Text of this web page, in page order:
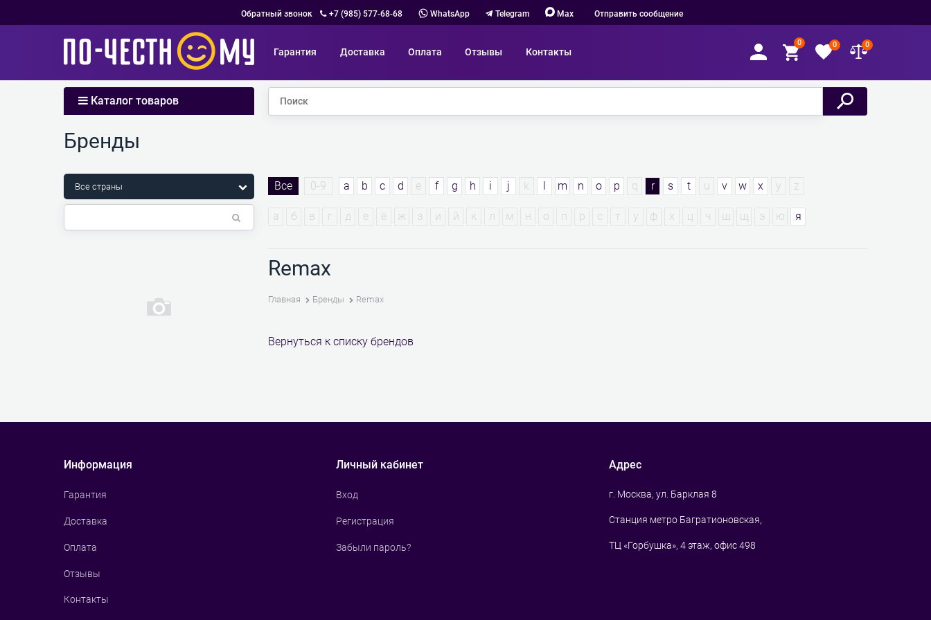
Обратный звонок +7 (985) 577-68-68 WhatsApp Telegram Max Отправить сообщение
Гарантия Доставка Оплата Отзывы Контакты
0 0 0
Каталог товаров
Бренды
Все 0-9 a b c d e f g h i j k m n o p q r s t u v w x y z
а б в г д е ё ж з и й к л м н о п р с т у ф х ц ч ш щ э ю я
Remax
Главная Бренды Remax
Вернуться к списку брендов
Информация
Гарантия
Доставка
Оплата
Отзывы
Контакты
Личный кабинет
Вход
Регистрация
Забыли пароль?
Адрес
г. Москва, ул. Барклая 8
Станция метро Багратионовская,
ТЦ «Горбушка», 4 этаж, офис 498